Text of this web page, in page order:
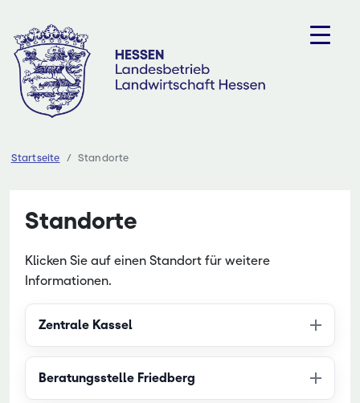
Inhalt
springen
Startseite Standorte
Standorte
Klicken Sie auf einen Standort für weitere
Informationen.
Zentrale Kassel
Beratungsstelle Friedberg